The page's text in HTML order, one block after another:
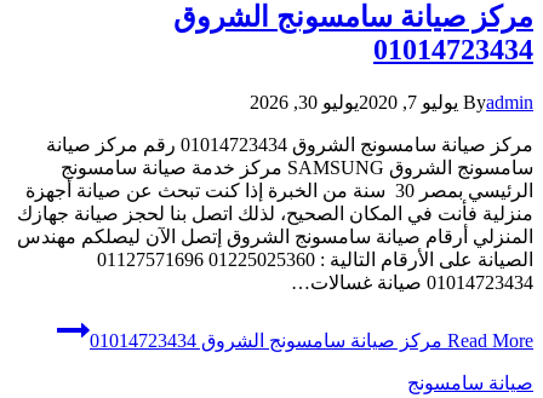
مركز صيانة سامسونج الشروق
01014723434
Byadmin يوليو 7, 2020 يوليو 30, 2026
مركز صيانة سامسونج الشروق 01014723434 رقم مركز صيانة
سامسونج الشروق SAMSUNG مركز خدمة صيانة سامسونج
الرئيسي بمصر 30 سنة من الخبرة إذا كنت تبحث عن صيانة أجهزة
منزلية فأنت في المكان الصحيح، لذلك اتصل بنا لحجز صيانة جهازك
المنزلي أرقام صيانة سامسونج الشروق إتصل الآن ليصلكم مهندس
الصيانة على الأرقام التالية : 01225025360 01127571696
01014723434 صيانة غسالات…
Read More مركز صيانة سامسونج الشروق 01014723434
صيانة سامسونج